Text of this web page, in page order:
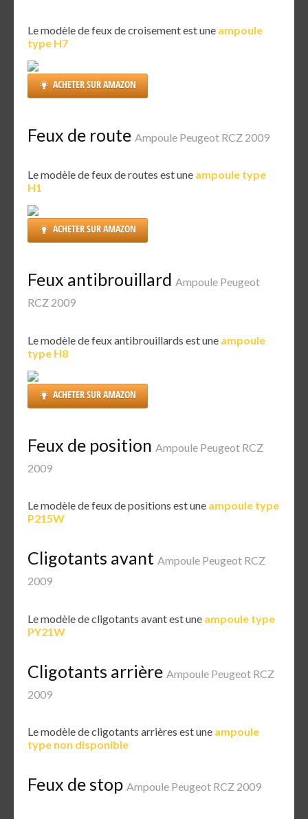
Le modèle de feux de croisement est une ampoule
type H7
ACHETER SUR AMAZON
Feux de route Ampoule Peugeot RCZ 2009
Le modèle de feux de routes est une ampoule type
H1
ACHETER SUR AMAZON
Feux antibrouillard Ampoule Peugeot
RCZ 2009
Le modèle de feux antibrouillards est une ampoule
type H8
ACHETER SUR AMAZON
Feux de position Ampoule Peugeot RCZ
2009
Le modèle de feux de positions est une ampoule type
P215W
Cligotants avant Ampoule Peugeot RCZ
2009
Le modèle de cligotants avant est une ampoule type
PY21W
Cligotants arrière Ampoule Peugeot RCZ
2009
Le modèle de cligotants arrières est une ampoule
type non disponible
Feux de stop Ampoule Peugeot RCZ 2009